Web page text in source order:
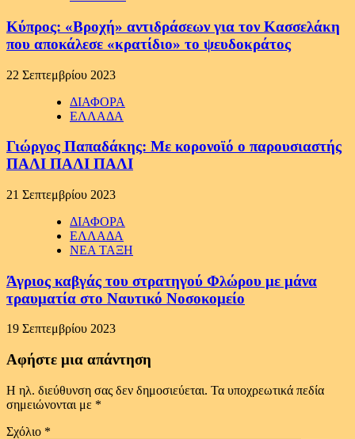
Κύπρος: «Βροχή» αντιδράσεων για τον Κασσελάκη
που αποκάλεσε «κρατίδιο» το ψευδοκράτος
22 Σεπτεμβρίου 2023
ΔΙΑΦΟΡΑ
ΕΛΛΑΔΑ
Γιώργος Παπαδάκης: Με κορονοϊό ο παρουσιαστής
ΠΑΛΙ ΠΑΛΙ ΠΑΛΙ
21 Σεπτεμβρίου 2023
ΔΙΑΦΟΡΑ
ΕΛΛΑΔΑ
ΝΕΑ ΤΑΞΗ
Άγριος καβγάς του στρατηγού Φλώρου με μάνα
τραυματία στο Ναυτικό Νοσοκομείο
19 Σεπτεμβρίου 2023
Αφήστε μια απάντηση
Η ηλ. διεύθυνση σας δεν δημοσιεύεται. Τα υποχρεωτικά πεδία
σημειώνονται με *
Σχόλιο *